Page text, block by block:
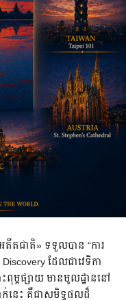
តជាតិ» ទទួលបាន “ការ
Discovery ដែលជាវេទិកា
ពុម្ពផ្សាយ មានមូលដ្ឋាននៅ
នេះ គឺជាសមិទ្ធផលដ៏